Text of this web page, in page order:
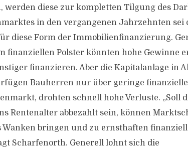
werden diese zur kompletten Tilgung des
in den vergangenen Jahrzehnten sei
diese Form der Immobilienfinanzierung.
finanziellen Polster könnten hohe Gewinne
finanzieren. Aber die Kapitalanlage in
Bauherren nur über geringe
drohten schnell hohe Verluste. „Soll
Rentenalter abbezahlt sein, können
Wanken bringen und zu ernsthaften
Scharfenorth. Generell lohnt sich die